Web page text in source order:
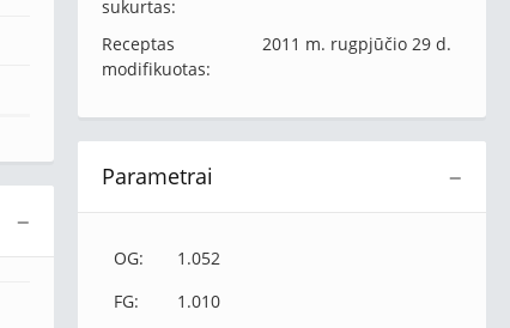
sukurtas:
Receptas
modifikuotas:
2011 m. rugpjūčio 29 d.
−
Parametrai
OG:
1.052
FG:
1.010
−